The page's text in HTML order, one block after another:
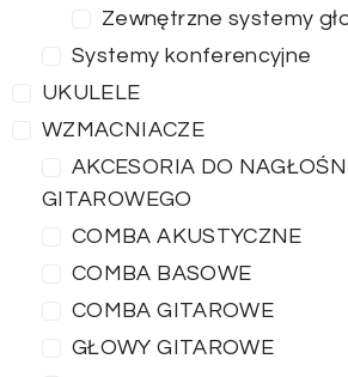
Zewnętrzne systemy
Systemy konferencyjne
UKULELE
WZMACNIACZE
AKCESORIA DO
GITAROWEGO
COMBA AKUSTYCZNE
COMBA BASOWE
COMBA GITAROWE
GŁOWY GITAROWE